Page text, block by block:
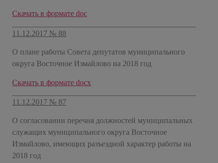
Скачать в формате doc
11.12.2017 № 88
О плане работы Совета депутатов муниципального
округа Восточное Измайлово на 2018 год
Скачать в формате docx
11.12.2017 № 87
О согласовании перечня должностей муниципальных
служащих муниципального округа Восточное
Измайлово, имеющих разъездной характер работы на
2018 год